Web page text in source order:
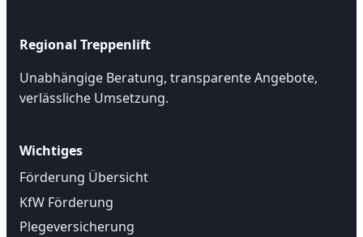
Regional Treppenlift
Unabhängige Beratung, transparente Angebote,
verlässliche Umsetzung.
Wichtiges
Förderung Übersicht
KfW Förderung
Plegeversicherung